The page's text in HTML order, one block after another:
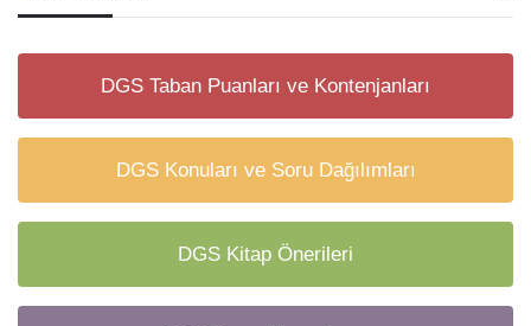
DGS Taban Puanları ve Kontenjanları
DGS Konuları ve Soru Dağılımları
DGS Kitap Önerileri